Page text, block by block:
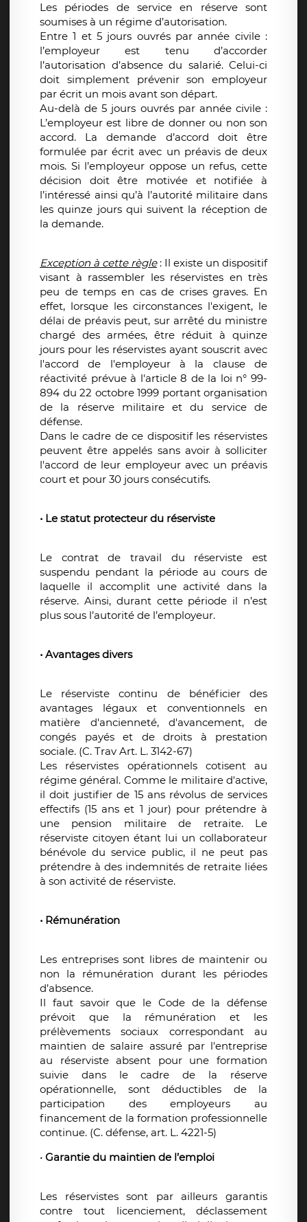
Les périodes de service en réserve sont
soumises à un régime d’autorisation.
Entre 1 et 5 jours ouvrés par année civile :
l’employeur est tenu d’accorder
l’autorisation d’absence du salarié. Celui-ci
doit simplement prévenir son employeur
par écrit un mois avant son départ.
Au-delà de 5 jours ouvrés par année civile :
L’employeur est libre de donner ou non son
accord. La demande d’accord doit être
formulée par écrit avec un préavis de deux
mois. Si l’employeur oppose un refus, cette
décision doit être motivée et notifiée à
l’intéressé ainsi qu’à l’autorité militaire dans
les quinze jours qui suivent la réception de
la demande.
Exception à cette règle: Il existe un dispositif
visant à rassembler les réservistes en très
peu de temps en cas de crises graves. En
effet, lorsque les circonstances l'exigent, le
délai de préavis peut, sur arrêté du ministre
chargé des armées, être réduit à quinze
jours pour les réservistes ayant souscrit avec
l'accord de l'employeur à la clause de
réactivité prévue à l'article 8 de la loi n° 99-
894 du 22 octobre 1999 portant organisation
de la réserve militaire et du service de
défense.
Dans le cadre de ce dispositif les réservistes
peuvent être appelés sans avoir à solliciter
l'accord de leur employeur avec un préavis
court et pour 30 jours consécutifs.
• Le statut protecteur du réserviste
Le contrat de travail du réserviste est
suspendu pendant la période au cours de
laquelle il accomplit une activité dans la
réserve. Ainsi, durant cette période il n’est
plus sous l’autorité de l’employeur.
• Avantages divers
Le réserviste continu de bénéficier des
avantages légaux et conventionnels en
matière d'ancienneté, d'avancement, de
congés payés et de droits à prestation
sociale. (C. Trav Art. L. 3142-67)
Les réservistes opérationnels cotisent au
régime général. Comme le militaire d'active,
il doit justifier de 15 ans révolus de services
effectifs (15 ans et 1 jour) pour prétendre à
une pension militaire de retraite. Le
réserviste citoyen étant lui un collaborateur
bénévole du service public, il ne peut pas
prétendre à des indemnités de retraite liées
à son activité de réserviste.
• Rémunération
Les entreprises sont libres de maintenir ou
non la rémunération durant les périodes
d’absence.
Il faut savoir que le Code de la défense
prévoit que la rémunération et les
prélèvements sociaux correspondant au
maintien de salaire assuré par l'entreprise
au réserviste absent pour une formation
suivie dans le cadre de la réserve
opérationnelle, sont déductibles de la
participation des employeurs au
financement de la formation professionnelle
continue. (C. défense, art. L. 4221-5)
• Garantie du maintien de l’emploi
Les réservistes sont par ailleurs garantis
contre tout licenciement, déclassement